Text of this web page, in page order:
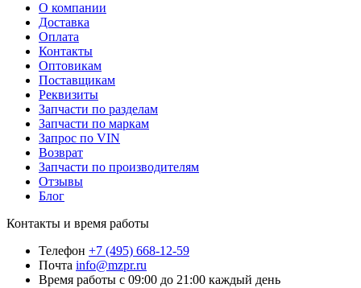
О компании
Доставка
Оплата
Контакты
Оптовикам
Поставщикам
Реквизиты
Запчасти по разделам
Запчасти по маркам
Запрос по VIN
Возврат
Запчасти по производителям
Отзывы
Блог
Контакты и время работы
Телефон +7 (495) 668-12-59
Почта info@mzpr.ru
Время работы с 09:00 до 21:00 каждый день